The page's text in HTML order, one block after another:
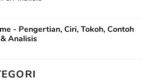
- Pengertian, Ciri, Tokoh, Contoh
Analisis